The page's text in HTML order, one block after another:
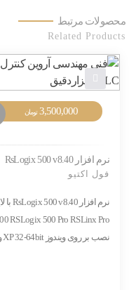
محصولات مرتبط
Related Products
3,500,000 تومان
نرم افزار RsLogix 500 v8.40
فول اکتیو
نصب بر روی ویندوز XP 32-64bit و7 با کرک دائم و فول دارد. قابل نصب بر...